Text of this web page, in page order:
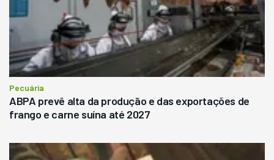
Pecuária
ABPA prevê alta da produção e das exportações de
frango e carne suína até 2027